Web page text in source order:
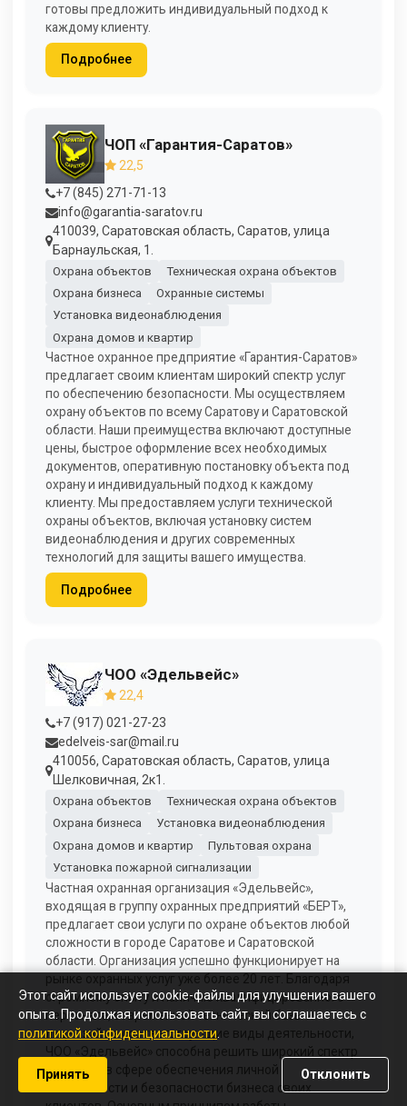
готовы предложить индивидуальный подход к
каждому клиенту.
Подробнее
ЧОП «Гарантия-Саратов»
22,5
+7 (845) 271-71-13
info@garantia-saratov.ru
410039, Саратовская область, Саратов, улица
Барнаульская, 1.
Охрана объектов
Техническая охрана объектов
Охрана бизнеса
Охранные системы
Установка видеонаблюдения
Охрана домов и квартир
Частное охранное предприятие «Гарантия-Саратов»
предлагает своим клиентам широкий спектр услуг
по обеспечению безопасности. Мы осуществляем
охрану объектов по всему Саратову и Саратовской
области. Наши преимущества включают доступные
цены, быстрое оформление всех необходимых
документов, оперативную постановку объекта под
охрану и индивидуальный подход к каждому
клиенту. Мы предоставляем услуги технической
охраны объектов, включая установку систем
видеонаблюдения и других современных
технологий для защиты вашего имущества.
Подробнее
ЧОО «Эдельвейс»
22,4
+7 (917) 021-27-23
edelveis-sar@mail.ru
410056, Саратовская область, Саратов, улица
Шелковичная, 2к1.
Охрана объектов
Техническая охрана объектов
Охрана бизнеса
Установка видеонаблюдения
Охрана домов и квартир
Пультовая охрана
Установка пожарной сигнализации
Частная охранная организация «Эдельвейс»,
входящая в группу охранных предприятий «БЕРТ»,
предлагает свои услуги по охране объектов любой
сложности в городе Саратове и Саратовской
области. Организация успешно функционирует на
рынке охранных услуг уже более 20 лет. Благодаря
огромному опыту и наличию квалифицированного
персонала, современной технической базы и
лицензий на соответствующие виды деятельности,
ЧОО «Эдельвейс» способна решить широкий спектр
вопросов в сфере обеспечения личной
безопасности и безопасности бизнеса своих
Этот сайт использует cookie-файлы для улучшения вашего
опыта. Продолжая использовать сайт, вы соглашаетесь с
политикой конфиденциальности.
Принять Отклонить